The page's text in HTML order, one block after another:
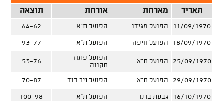
תאריך מארחת אורחת תוצאה
11/09/1970 הפועל מגידו הפועל ת"א 64-62
18/09/1970 הפועל חיפה הפועל ת"א 93-77
25/09/1970 הפועל ת"א
הפועל פתח
תקווה
53-76
29/09/1970 הפועל ת"א הפועל ניר דוד 70-87
16/10/1970 גבעת ברנר הפועל ת"א 100-98